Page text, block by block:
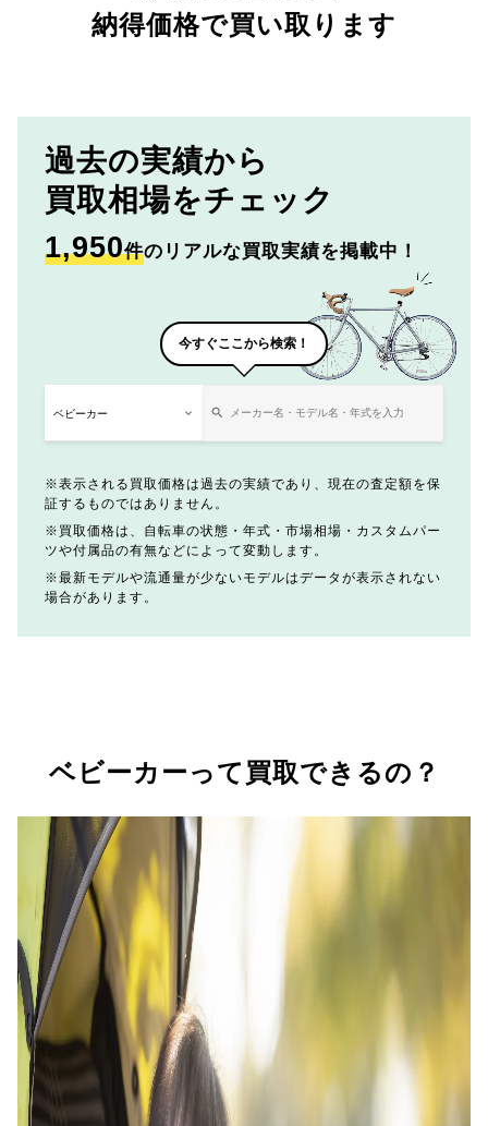
納得価格で買い取ります
過去の実績から
買取相場をチェック
1,950件のリアルな買取実績を掲載中！
今すぐここから検索！
表示される買取価格は過去の実績であり、現在の査定額を保
証するものではありません。
買取価格は、自転車の状態・年式・市場相場・カスタムパー
ツや付属品の有無などによって変動します。
最新モデルや流通量が少ないモデルはデータが表示されない
場合があります。
ベビーカーって買取できるの？